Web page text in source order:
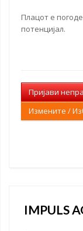
Плацот е
потенцијал.
Пријави
Измените /
IMPULS